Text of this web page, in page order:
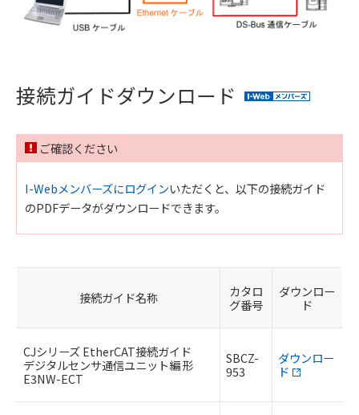
接続ガイドダウンロード
ご確認ください
I-Webメンバーズにログインいただくと、以下の接続ガイド
のPDFデータがダウンロードできます。
接続ガイド名称
カタロ
グ番号
ダウンロー
ド
CJシリーズ EtherCAT接続ガイド
デジタルセンサ通信ユニット編 形
E3NW-ECT
SBCZ-
953
ダウンロー
ド